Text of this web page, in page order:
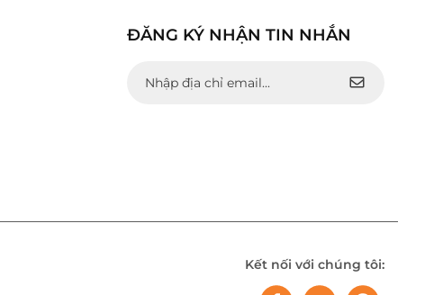
ĐĂNG KÝ NHẬN TIN NHẮN
Kết nối với chúng tôi: